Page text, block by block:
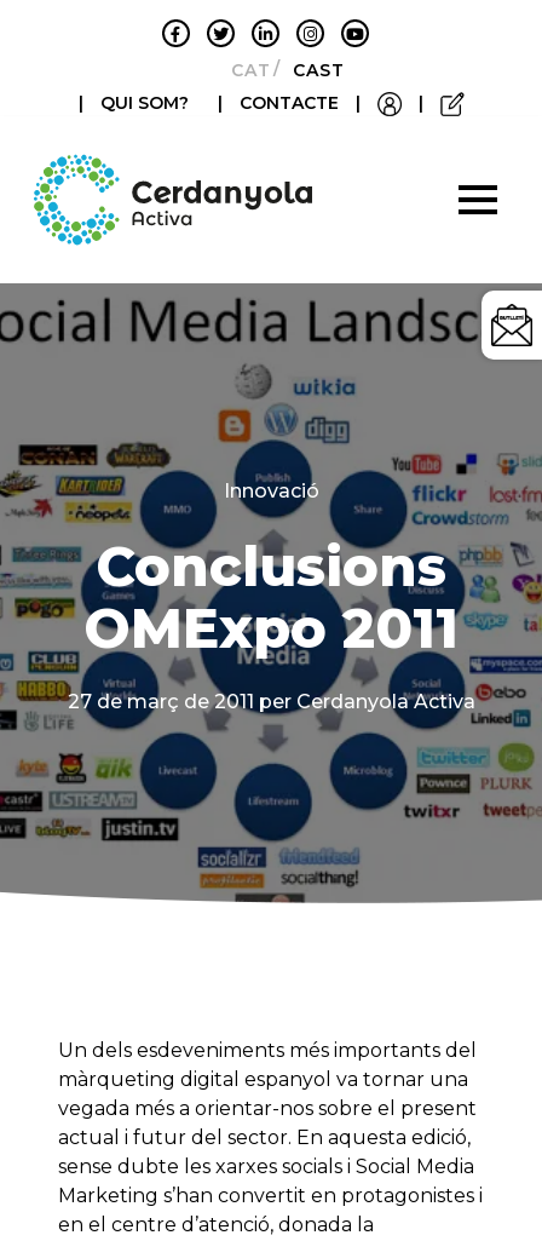
CATALÀCASTELLANO
|
QUI SOM? | CONTACTE | |
Categories
Innovació
Conclusions
OMExpo 2011
27 de març de 2011 per Cerdanyola Activa
Un dels esdeveniments més importants del
màrqueting digital espanyol va tornar una
vegada més a orientar-nos sobre el present
actual i futur del sector. En aquesta edició,
sense dubte les xarxes socials i Social Media
Marketing s’han convertit en protagonistes i
en el centre d’atenció, donada la